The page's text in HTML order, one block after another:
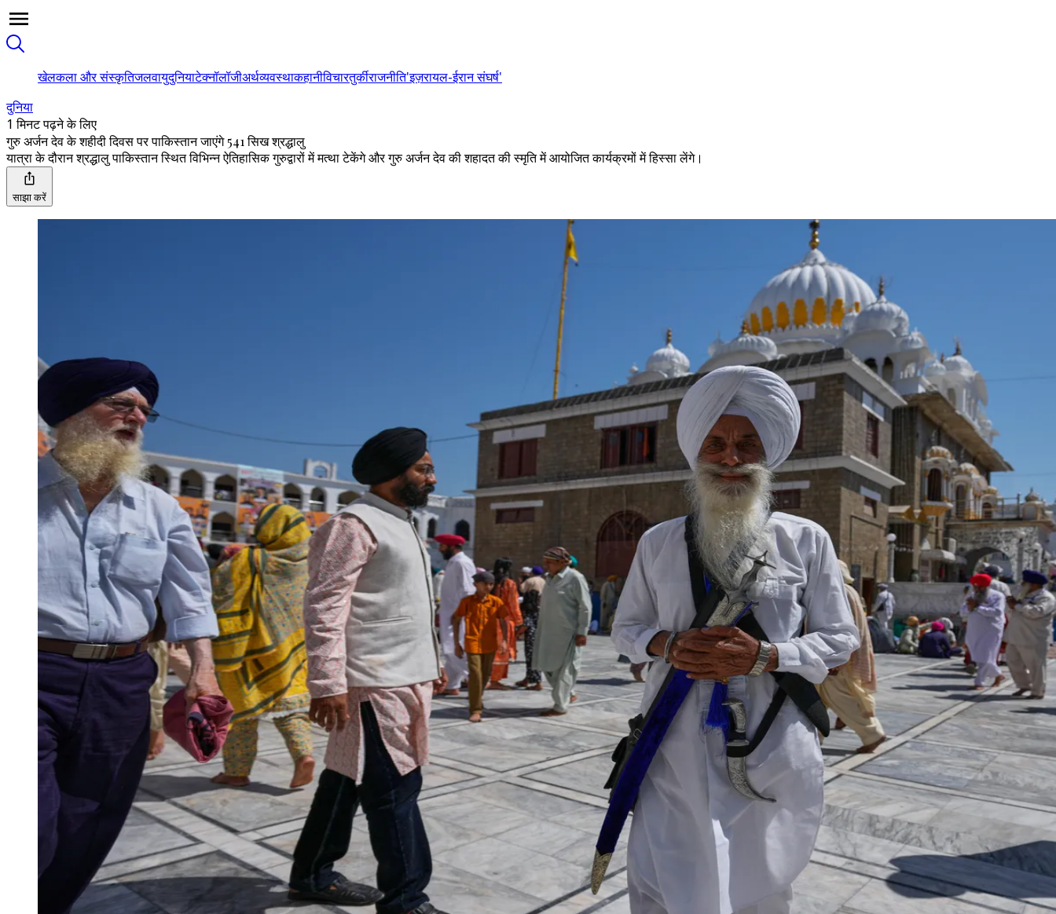
खेलकला और संस्कृतिजलवायुदुनियाटेक्नॉलॉजीअर्थव्यवस्थाकहानीविचारतुर्कीराजनीति'इज़रायल-ईरान संघर्ष'
दुनिया
1 मिनट पढ़ने के लिए
गुरु अर्जन देव के शहीदी दिवस पर पाकिस्तान जाएंगे 541 सिख श्रद्धालु
यात्रा के दौरान श्रद्धालु पाकिस्तान स्थित विभिन्न ऐतिहासिक गुरुद्वारों में मत्था टेकेंगे और गुरु अर्जन देव की शहादत की स्मृति में आयोजित कार्यक्रमों में हिस्सा लेंगे।
साझा करें